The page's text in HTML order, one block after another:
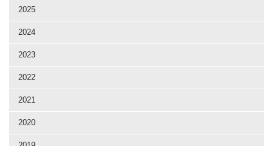
2025
2024
2023
2022
2021
2020